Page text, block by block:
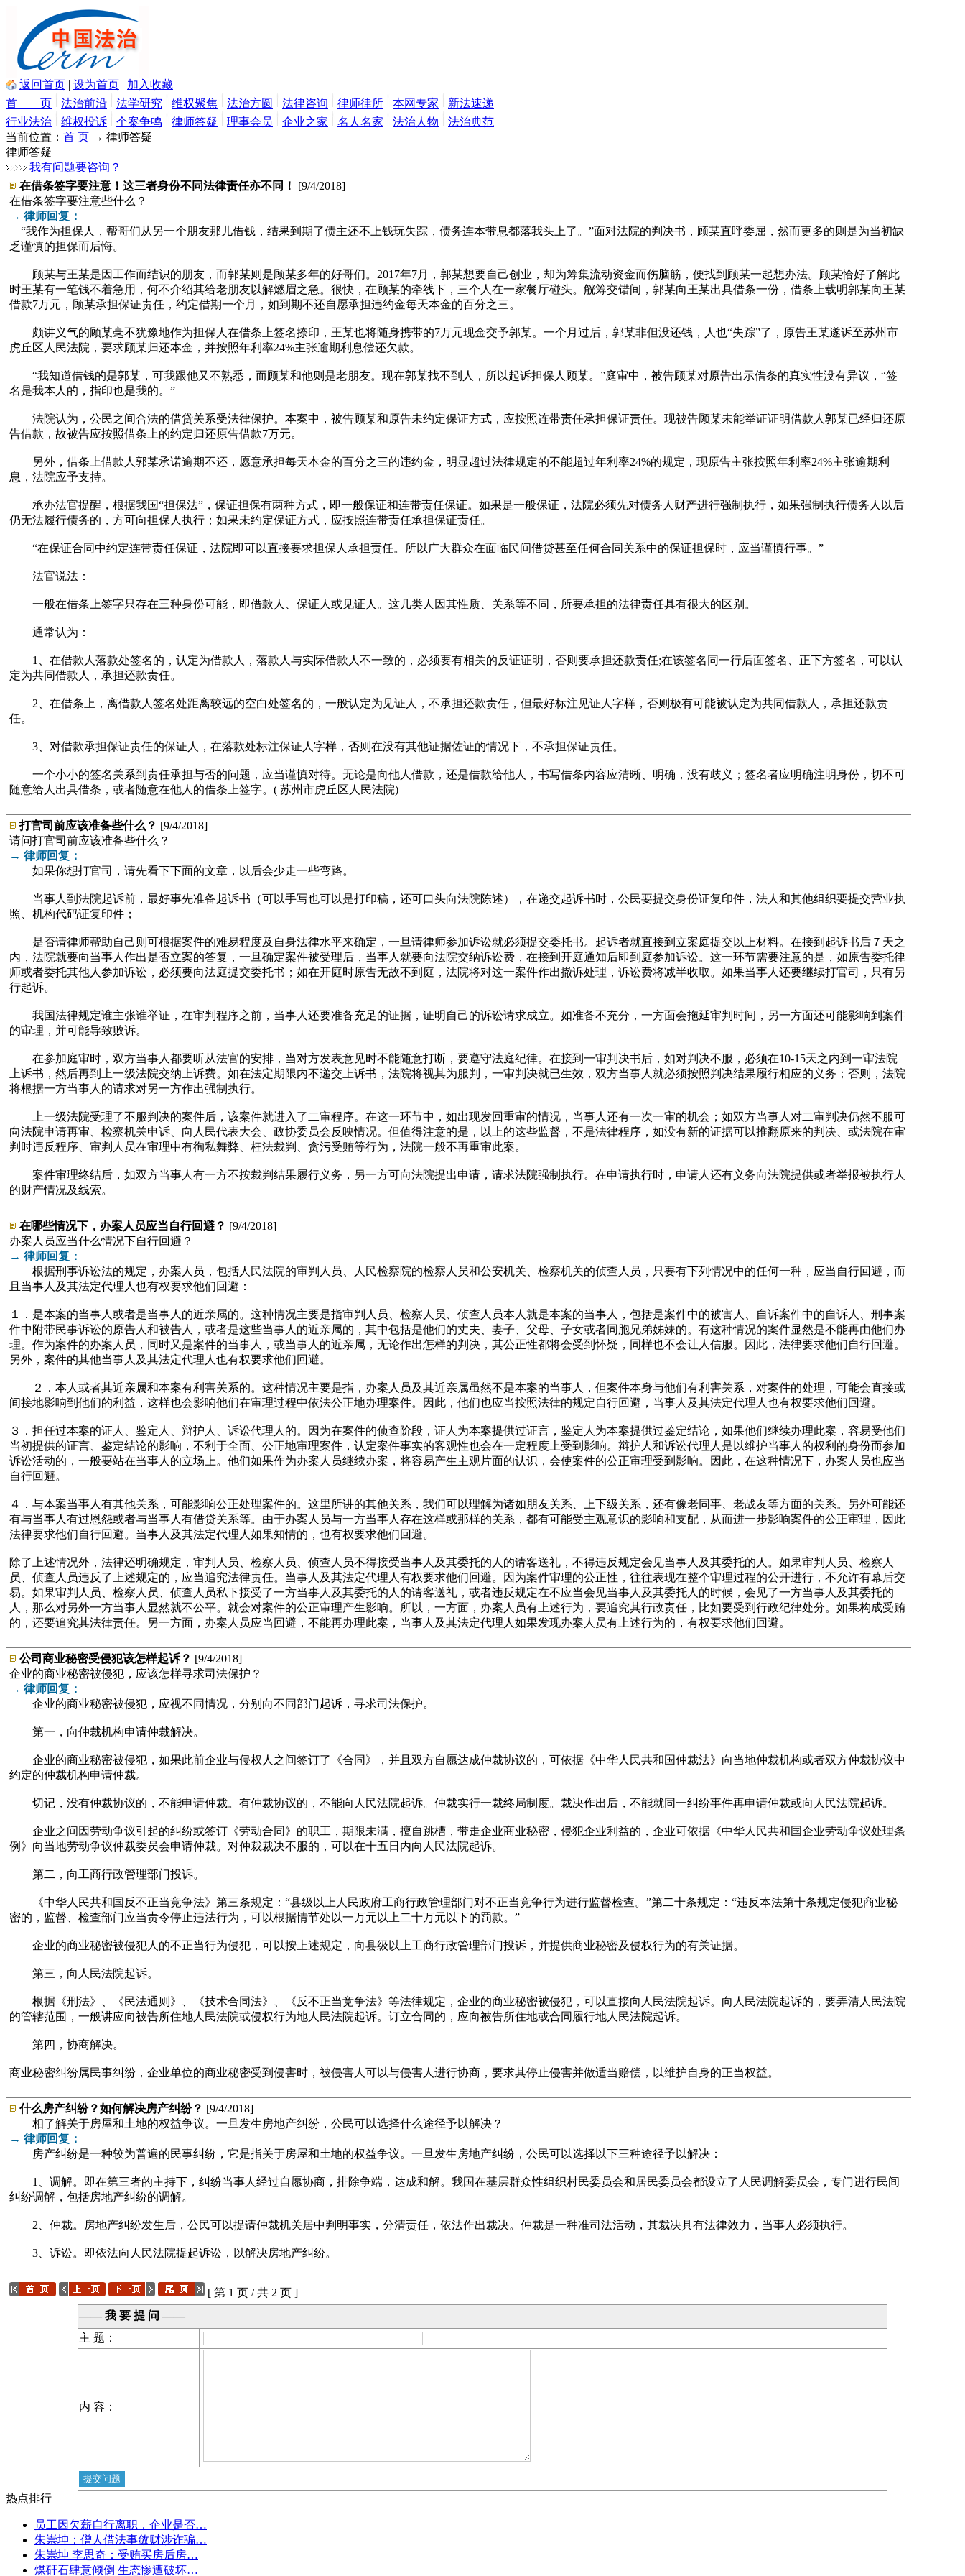
返回首页 | 设为首页 | 加入收藏
首 页
法治前沿 法学研究 维权聚焦 法治方圆 法律咨询 律师律所 本网专家
新法速递
行业法治
维权投诉 个案争鸣 律师答疑 理事会员 企业之家 名人名家 法治人物
法治典范
当前位置： 首 页 → 律师答疑
律师答疑
我有问题要咨询？
在借条签字要注意！这三者身份不同法律责任亦不同！
[9/4/2018]
在借条签字要注意些什么？
→ 律师回复：
“我作为担保人，帮哥们从另一个朋友那儿借钱，结果到期了债主还不上钱玩失踪，债务连本带息都落我头上了。”面对法院的判决书，顾某直呼委屈，然而更多的则是为当初缺
乏谨慎的担保而后悔。
顾某与王某是因工作而结识的朋友，而郭某则是顾某多年的好哥们。2017年7月，郭某想要自己创业，却为筹集流动资金而伤脑筋，便找到顾某一起想办法。顾某恰好了解此
时王某有一笔钱不着急用，何不介绍其给老朋友以解燃眉之急。很快，在顾某的牵线下，三个人在一家餐厅碰头。觥筹交错间，郭某向王某出具借条一份，借条上载明郭某向王某
借款7万元，顾某承担保证责任，约定借期一个月，如到期不还自愿承担违约金每天本金的百分之三。
颇讲义气的顾某毫不犹豫地作为担保人在借条上签名捺印，王某也将随身携带的7万元现金交予郭某。一个月过后，郭某非但没还钱，人也“失踪”了，原告王某遂诉至苏州市
虎丘区人民法院，要求顾某归还本金，并按照年利率24%主张逾期利息偿还欠款。
“我知道借钱的是郭某，可我跟他又不熟悉，而顾某和他则是老朋友。现在郭某找不到人，所以起诉担保人顾某。”庭审中，被告顾某对原告出示借条的真实性没有异议，“签
名是我本人的，指印也是我的。”
法院认为，公民之间合法的借贷关系受法律保护。本案中，被告顾某和原告未约定保证方式，应按照连带责任承担保证责任。现被告顾某未能举证证明借款人郭某已经归还原
告借款，故被告应按照借条上的约定归还原告借款7万元。
另外，借条上借款人郭某承诺逾期不还，愿意承担每天本金的百分之三的违约金，明显超过法律规定的不能超过年利率24%的规定，现原告主张按照年利率24%主张逾期利
息，法院应予支持。
承办法官提醒，根据我国“担保法”，保证担保有两种方式，即一般保证和连带责任保证。如果是一般保证，法院必须先对债务人财产进行强制执行，如果强制执行债务人以后
仍无法履行债务的，方可向担保人执行；如果未约定保证方式，应按照连带责任承担保证责任。
“在保证合同中约定连带责任保证，法院即可以直接要求担保人承担责任。所以广大群众在面临民间借贷甚至任何合同关系中的保证担保时，应当谨慎行事。”
法官说法：
一般在借条上签字只存在三种身份可能，即借款人、保证人或见证人。这几类人因其性质、关系等不同，所要承担的法律责任具有很大的区别。
通常认为：
1、在借款人落款处签名的，认定为借款人，落款人与实际借款人不一致的，必须要有相关的反证证明，否则要承担还款责任;在该签名同一行后面签名、正下方签名，可以认
定为共同借款人，承担还款责任。
2、在借条上，离借款人签名处距离较远的空白处签名的，一般认定为见证人，不承担还款责任，但最好标注见证人字样，否则极有可能被认定为共同借款人，承担还款责
任。
3、对借款承担保证责任的保证人，在落款处标注保证人字样，否则在没有其他证据佐证的情况下，不承担保证责任。
一个小小的签名关系到责任承担与否的问题，应当谨慎对待。无论是向他人借款，还是借款给他人，书写借条内容应清晰、明确，没有歧义；签名者应明确注明身份，切不可
随意给人出具借条，或者随意在他人的借条上签字。( 苏州市虎丘区人民法院)
打官司前应该准备些什么？ [9/4/2018]
请问打官司前应该准备些什么？
→ 律师回复：
如果你想打官司，请先看下下面的文章，以后会少走一些弯路。
当事人到法院起诉前，最好事先准备起诉书（可以手写也可以是打印稿，还可口头向法院陈述），在递交起诉书时，公民要提交身份证复印件，法人和其他组织要提交营业执
照、机构代码证复印件；
是否请律师帮助自己则可根据案件的难易程度及自身法律水平来确定，一旦请律师参加诉讼就必须提交委托书。起诉者就直接到立案庭提交以上材料。在接到起诉书后７天之
内，法院就要向当事人作出是否立案的答复，一旦确定案件被受理后，当事人就要向法院交纳诉讼费，在接到开庭通知后即到庭参加诉讼。这一环节需要注意的是，如原告委托律
师或者委托其他人参加诉讼，必须要向法庭提交委托书；如在开庭时原告无故不到庭，法院将对这一案件作出撤诉处理，诉讼费将减半收取。如果当事人还要继续打官司，只有另
行起诉。
我国法律规定谁主张谁举证，在审判程序之前，当事人还要准备充足的证据，证明自己的诉讼请求成立。如准备不充分，一方面会拖延审判时间，另一方面还可能影响到案件
的审理，并可能导致败诉。
在参加庭审时，双方当事人都要听从法官的安排，当对方发表意见时不能随意打断，要遵守法庭纪律。在接到一审判决书后，如对判决不服，必须在10-15天之内到一审法院
上诉书，然后再到上一级法院交纳上诉费。如在法定期限内不递交上诉书，法院将视其为服判，一审判决就已生效，双方当事人就必须按照判决结果履行相应的义务；否则，法院
将根据一方当事人的请求对另一方作出强制执行。
上一级法院受理了不服判决的案件后，该案件就进入了二审程序。在这一环节中，如出现发回重审的情况，当事人还有一次一审的机会；如双方当事人对二审判决仍然不服可
向法院申请再审、检察机关申诉、向人民代表大会、政协委员会反映情况。但值得注意的是，以上的这些监督，不是法律程序，如没有新的证据可以推翻原来的判决、或法院在审
判时违反程序、审判人员在审理中有徇私舞弊、枉法裁判、贪污受贿等行为，法院一般不再重审此案。
案件审理终结后，如双方当事人有一方不按裁判结果履行义务，另一方可向法院提出申请，请求法院强制执行。在申请执行时，申请人还有义务向法院提供或者举报被执行人
的财产情况及线索。
在哪些情况下，办案人员应当自行回避？ [9/4/2018]
办案人员应当什么情况下自行回避？
→ 律师回复：
根据刑事诉讼法的规定，办案人员，包括人民法院的审判人员、人民检察院的检察人员和公安机关、检察机关的侦查人员，只要有下列情况中的任何一种，应当自行回避，而
且当事人及其法定代理人也有权要求他们回避：
１．是本案的当事人或者是当事人的近亲属的。这种情况主要是指审判人员、检察人员、侦查人员本人就是本案的当事人，包括是案件中的被害人、自诉案件中的自诉人、刑事案
件中附带民事诉讼的原告人和被告人，或者是这些当事人的近亲属的，其中包括是他们的丈夫、妻子、父母、子女或者同胞兄弟姊妹的。有这种情况的案件显然是不能再由他们办
理。作为案件的办案人员，同时又是案件的当事人，或当事人的近亲属，无论作出怎样的判决，其公正性都将会受到怀疑，同样也不会让人信服。因此，法律要求他们自行回避。
另外，案件的其他当事人及其法定代理人也有权要求他们回避。
２．本人或者其近亲属和本案有利害关系的。这种情况主要是指，办案人员及其近亲属虽然不是本案的当事人，但案件本身与他们有利害关系，对案件的处理，可能会直接或
间接地影响到他们的利益，这样也会影响他们在审理过程中依法公正地办理案件。因此，他们也应当按照法律的规定自行回避，当事人及其法定代理人也有权要求他们回避。
３．担任过本案的证人、鉴定人、辩护人、诉讼代理人的。因为在案件的侦查阶段，证人为本案提供过证言，鉴定人为本案提供过鉴定结论，如果他们继续办理此案，容易受他们
当初提供的证言、鉴定结论的影响，不利于全面、公正地审理案件，认定案件事实的客观性也会在一定程度上受到影响。辩护人和诉讼代理人是以维护当事人的权利的身份而参加
诉讼活动的，一般要站在当事人的立场上。他们如果作为办案人员继续办案，将容易产生主观片面的认识，会使案件的公正审理受到影响。因此，在这种情况下，办案人员也应当
自行回避。
４．与本案当事人有其他关系，可能影响公正处理案件的。这里所讲的其他关系，我们可以理解为诸如朋友关系、上下级关系，还有像老同事、老战友等方面的关系。另外可能还
有与当事人有过恩怨或者与当事人有借贷关系等。由于办案人员与一方当事人存在这样或那样的关系，都有可能受主观意识的影响和支配，从而进一步影响案件的公正审理，因此
法律要求他们自行回避。当事人及其法定代理人如果知情的，也有权要求他们回避。
除了上述情况外，法律还明确规定，审判人员、检察人员、侦查人员不得接受当事人及其委托的人的请客送礼，不得违反规定会见当事人及其委托的人。如果审判人员、检察人
员、侦查人员违反了上述规定的，应当追究法律责任。当事人及其法定代理人有权要求他们回避。因为案件审理的公正性，往往表现在整个审理过程的公开进行，不允许有幕后交
易。如果审判人员、检察人员、侦查人员私下接受了一方当事人及其委托的人的请客送礼，或者违反规定在不应当会见当事人及其委托人的时候，会见了一方当事人及其委托的
人，那么对另外一方当事人显然就不公平。就会对案件的公正审理产生影响。所以，一方面，办案人员有上述行为，要追究其行政责任，比如要受到行政纪律处分。如果构成受贿
的，还要追究其法律责任。另一方面，办案人员应当回避，不能再办理此案，当事人及其法定代理人如果发现办案人员有上述行为的，有权要求他们回避。
公司商业秘密受侵犯该怎样起诉？ [9/4/2018]
企业的商业秘密被侵犯，应该怎样寻求司法保护？
→ 律师回复：
企业的商业秘密被侵犯，应视不同情况，分别向不同部门起诉，寻求司法保护。
第一，向仲裁机构申请仲裁解决。
企业的商业秘密被侵犯，如果此前企业与侵权人之间签订了《合同》，并且双方自愿达成仲裁协议的，可依据《中华人民共和国仲裁法》向当地仲裁机构或者双方仲裁协议中
约定的仲裁机构申请仲裁。
切记，没有仲裁协议的，不能申请仲裁。有仲裁协议的，不能向人民法院起诉。仲裁实行一裁终局制度。裁决作出后，不能就同一纠纷事件再申请仲裁或向人民法院起诉。
企业之间因劳动争议引起的纠纷或签订《劳动合同》的职工，期限未满，擅自跳槽，带走企业商业秘密，侵犯企业利益的，企业可依据《中华人民共和国企业劳动争议处理条
例》向当地劳动争议仲裁委员会申请仲裁。对仲裁裁决不服的，可以在十五日内向人民法院起诉。
第二，向工商行政管理部门投诉。
《中华人民共和国反不正当竞争法》第三条规定：“县级以上人民政府工商行政管理部门对不正当竞争行为进行监督检查。”第二十条规定：“违反本法第十条规定侵犯商业秘
密的，监督、检查部门应当责令停止违法行为，可以根据情节处以一万元以上二十万元以下的罚款。”
企业的商业秘密被侵犯人的不正当行为侵犯，可以按上述规定，向县级以上工商行政管理部门投诉，并提供商业秘密及侵权行为的有关证据。
第三，向人民法院起诉。
根据《刑法》、《民法通则》、《技术合同法》、《反不正当竞争法》等法律规定，企业的商业秘密被侵犯，可以直接向人民法院起诉。向人民法院起诉的，要弄清人民法院
的管辖范围，一般讲应向被告所住地人民法院或侵权行为地人民法院起诉。订立合同的，应向被告所住地或合同履行地人民法院起诉。
第四，协商解决。
商业秘密纠纷属民事纠纷，企业单位的商业秘密受到侵害时，被侵害人可以与侵害人进行协商，要求其停止侵害并做适当赔偿，以维护自身的正当权益。
什么房产纠纷？如何解决房产纠纷？ [9/4/2018]
相了解关于房屋和土地的权益争议。一旦发生房地产纠纷，公民可以选择什么途径予以解决？
→ 律师回复：
房产纠纷是一种较为普遍的民事纠纷，它是指关于房屋和土地的权益争议。一旦发生房地产纠纷，公民可以选择以下三种途径予以解决：
1、调解。即在第三者的主持下，纠纷当事人经过自愿协商，排除争端，达成和解。我国在基层群众性组织村民委员会和居民委员会都设立了人民调解委员会，专门进行民间
纠纷调解，包括房地产纠纷的调解。
2、仲裁。房地产纠纷发生后，公民可以提请仲裁机关居中判明事实，分清责任，依法作出裁决。仲裁是一种准司法活动，其裁决具有法律效力，当事人必须执行。
3、诉讼。即依法向人民法院提起诉讼，以解决房地产纠纷。
[ 第 1 页 / 共 2 页 ]
—— 我 要 提 问 ——
主 题：
内 容：
热点排行
员工因欠薪自行离职，企业是否…
朱崇坤：僧人借法事敛财涉诈骗…
朱崇坤 李思奇：受贿买房后房…
煤矸石肆意倾倒 生态惨遭破坏…